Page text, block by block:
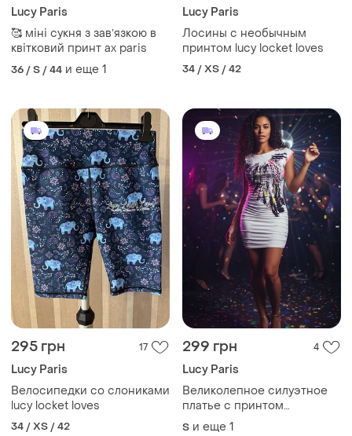
Lucy Paris
🥰 міні сукня з завʼязкою в
квітковий принт ax paris
36 / S / 44 и еще 1
Lucy Paris
Лосины с необычным
принтом lucy locket loves
34 / XS / 42
295 грн 17
Lucy Paris
Велосипедки со слониками
lucy locket loves
34 / XS / 42
299 грн 4
Lucy Paris
Великолепное силуэтное
платье с принтом
французского бренда luc-
S и еще 1